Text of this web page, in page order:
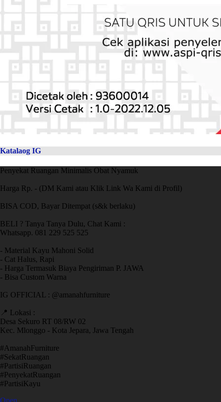
Katalaog IG
Penyekat Ruangan Minimalis Obat Nyamuk
Harga Rp. - (DM Kami atau Klik Link Wa Kami di Profil)
BISA COD, Bayar Ditempat (s&k berlaku)
BELI ? Tanya Tanya Dulu, Chat Kami :
Whatsapp. 081 229 525 525
- Material Kayu Mahoni Solid
- Cat Halus, Rapi
- Harga Termasuk Biaya Pengiriman P. JAWA
- Bisa Custom Warna
IG OFFICIAL : @amanahfurniture
📍 Lokasi :
Desa Sekuro RT 08/RW 02
Kec. Mlonggo - Kota Jepara, Jawa Tengah
​#AmanahFurniture
​#SekatRuangan
​#PartisiRuangan
​#PenyekatRuangan
​#PartisiKayu
Open